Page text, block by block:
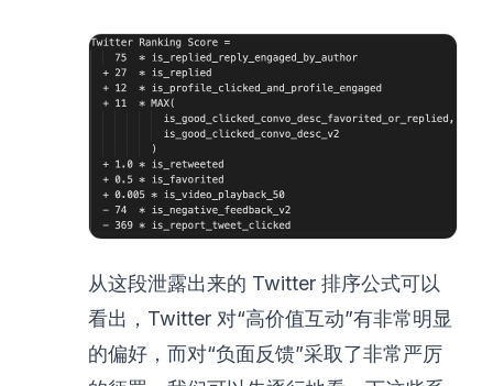
从这段泄露出来的 Twitter 排序公式可以
看出，Twitter 对“高价值互动”有非常明显
的偏好，而对“负面反馈”采取了非常严厉